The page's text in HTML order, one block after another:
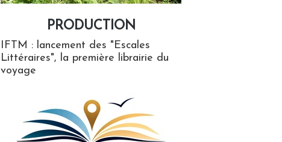
PRODUCTION
IFTM : lancement des "Escales
Littéraires", la première librairie du
voyage